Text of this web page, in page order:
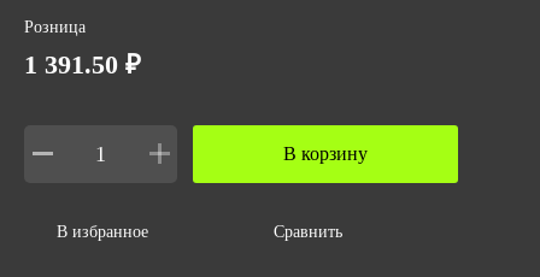
Цвет линз
0.165
0.002
Розница
1 391.50 ₽
В корзину
В избранное Сравнить